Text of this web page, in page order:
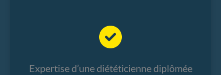
Expertise d’une diététicienne diplômée